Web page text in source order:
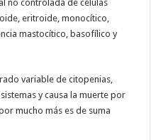
no controlada de células
eritroide, monocítico,
masto­cítico, basofílico y
variable de citopenias,
y causa la muerte por
mucho más es de suma